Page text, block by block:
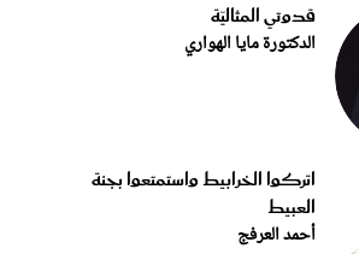
قدوتي المثاليّة
الدكتورة مايا الهواري
اتركوا الخرابيط واستمتعوا بجنة
العبيط
أحمد العرفج